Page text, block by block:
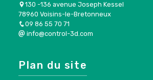
130 -136 avenue Joseph Kessel
78960 Voisins-le-Bretonneux
09 86 55 70 71
info@control-3d.com
Plan du site